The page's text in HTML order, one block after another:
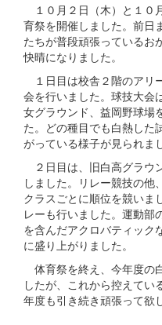
１０月２日（木）と１０
育祭を開催しました。前日
たちが普段頑張っているお
快晴になりました。
１日目は校舎２階のアリ
会を行いました。球技大会
女グラウンド、益岡野球場
た。どの種目でも白熱した
がっている様子が見られまし
２日目は、旧白高グラウ
しました。リレー競技の他
クラスごとに順位を競いま
レーも行いました。運動部
を含んだアクロバティック
に盛り上がりました。
体育祭を終え、今年度の
したが、これから控えてい
年度も引き続き頑張って欲